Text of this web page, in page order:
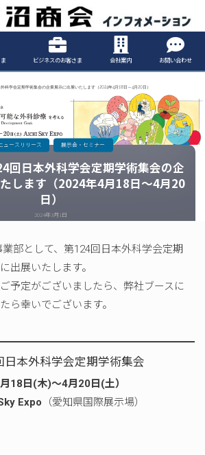
Information
ビジネスのお客さま 会社案内 お問い合わせ
外科学会定期学術集会の企業展示に出展いたします（2024年4月18日～4月20日）
回日本外科学会定期学術集会の企
します（2024年4月18日～4月20
日）
2024年3月1日
ュースリリース 展示会・セミナー
部として、第124回日本外科学会定期
出展いたします。
予定がございましたら、弊社ブースに
ら幸いでございます。
日本外科学会定期学術集会
18日(木)～4月20日(土）
Expo （愛知県国際展示場）